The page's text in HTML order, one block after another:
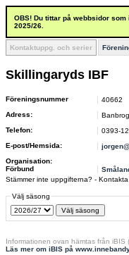
OBS! Du tittar på webbsidor
2025/26.
Kontaktuppg. och serier
Skillingaryds IBF
Föreningsnummer
40662
Adress:
Telefon:
0393-
E-post/Hemsida:
Organisation:
Förbund
Stämmer inte uppgifterna? -
Välj säsong
Informationen ovan hämtas från
Läs mer om iBIS på